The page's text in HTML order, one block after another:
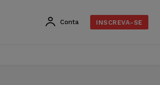
Conta INSCREVA-SE